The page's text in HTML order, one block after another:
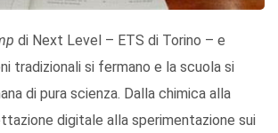
di Next Level – ETS di Torino – e
tradizionali si fermano e la scuola si
di pura scienza. Dalla chimica alla
digitale alla sperimentazione sui